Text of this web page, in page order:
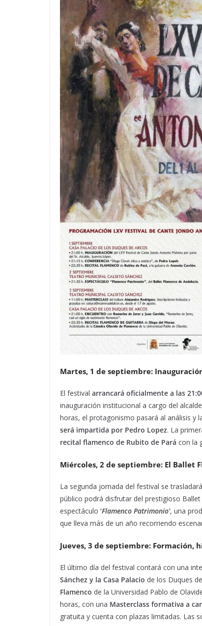
Martes, 1 de septiembre:
El festival arrancará oficialmente a las
inauguración institucional a cargo del
horas, el protagonismo pasará al análisis y
será impartida por Pedro Lopez. La
recital flamenco de Rubito de Pará con la
Miércoles, 2 de septiembre: El Ballet
La segunda jornada del festival se
público podrá disfrutar del prestigioso
espectáculo ‘Flamenco Patrimonio’, una
que lleva más de un año recorriendo
Jueves, 3 de septiembre: Formación,
El último día del festival contará con una
Sánchez y la Casa Palacio de los Duques
Flamenco de la Universidad Pablo de
horas, con una Masterclass formativa a
gratuita y cuenta con plazas limitadas. Las